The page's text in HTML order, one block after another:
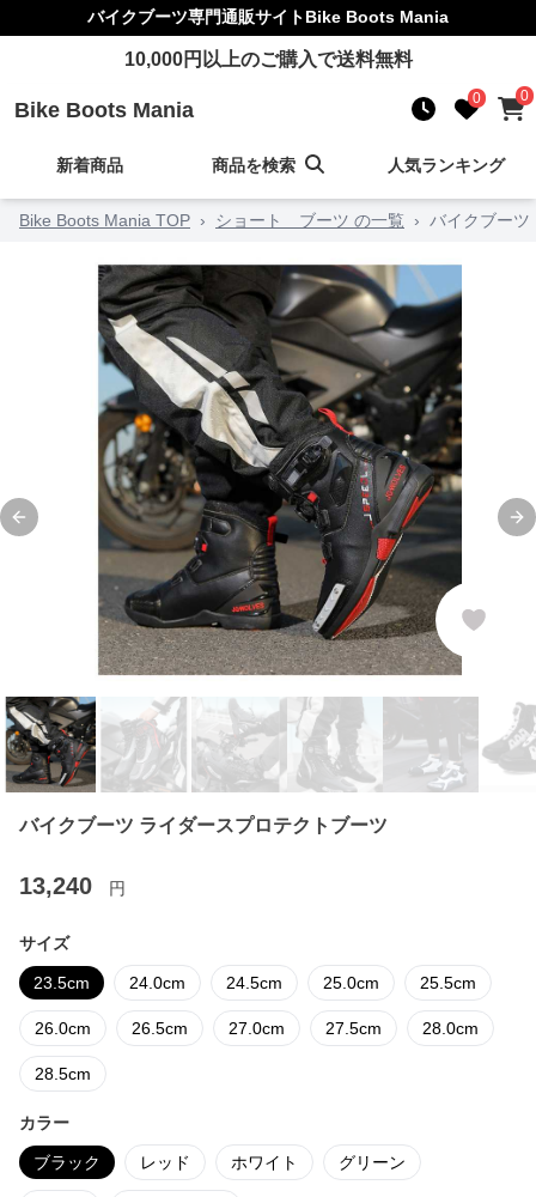
バイクブーツ専門通販サイトBike Boots Mania
10,000円以上のご購入で送料無料
Bike Boots Mania 0 0
新着商品 商品を検索 人気ランキング
Bike Boots Mania TOP › ショート ブーツ の一覧 › バイクブーツ
Previous slide
バイクブーツ ライダースプロテクトブーツ
13,240 円
サイズ
23.5cm 24.0cm 24.5cm 25.0cm 25.5cm
26.0cm 26.5cm 27.0cm 27.5cm 28.0cm
28.5cm
カラー
ブラック レッド ホワイト グリーン